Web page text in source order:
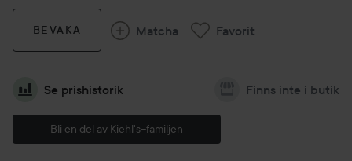
BEVAKA Matcha Favorit
Se prishistorik Finns inte i butik
Bli en del av Kiehl's--familjen